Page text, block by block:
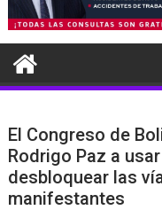
El Congreso de
Rodrigo Paz a
desbloquear las
manifestantes